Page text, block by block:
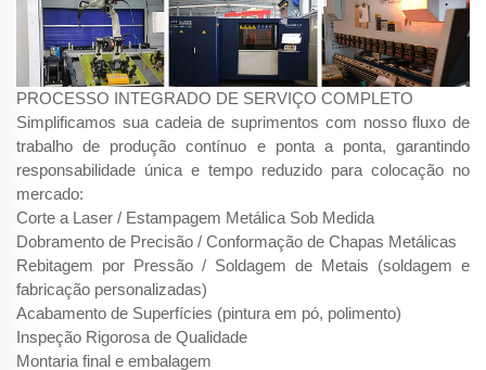
PROCESSO INTEGRADO DE SERVIÇO COMPLETO
Simplificamos sua cadeia de suprimentos com nosso fluxo de
trabalho de produção contínuo e ponta a ponta, garantindo
responsabilidade única e tempo reduzido para colocação no
mercado:
Corte a Laser / Estampagem Metálica Sob Medida
Dobramento de Precisão / Conformação de Chapas Metálicas
Rebitagem por Pressão / Soldagem de Metais (soldagem e
fabricação personalizadas)
Acabamento de Superfícies (pintura em pó, polimento)
Inspeção Rigorosa de Qualidade
Montaria final e embalagem